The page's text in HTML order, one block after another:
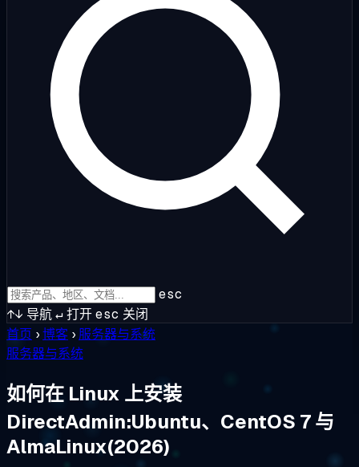
esc
↑↓ 导航↵打开esc 关闭
首页 ›博客 › 服务器与系统
服务器与系统
如何在 Linux 上安装
DirectAdmin:Ubuntu、CentOS 7 与
AlmaLinux(2026)